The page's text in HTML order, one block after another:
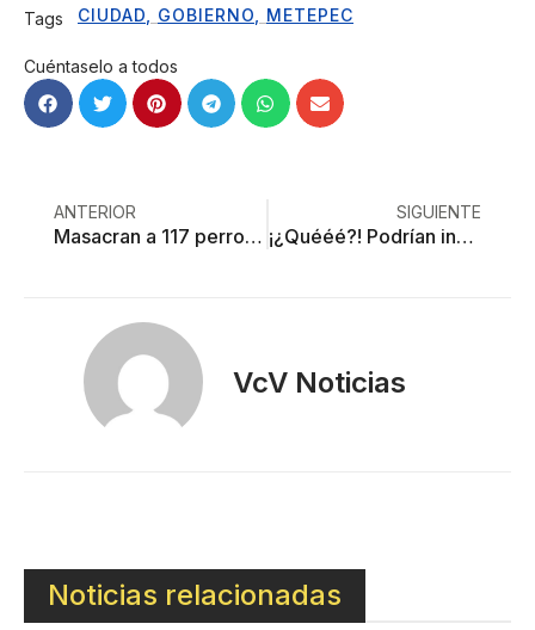
Tags CIUDAD GOBIERNO METEPEC
Cuéntaselo a todos
ANTERIOR
Masacran a 117 perros en el Centro de Control Animal de Toluca
SIGUIENTE
¡¿Quééé?! Podrían indemnizar en Edoméx a conductores cuyas unidades se averíen por baches
VcV Noticias
Noticias relacionadas